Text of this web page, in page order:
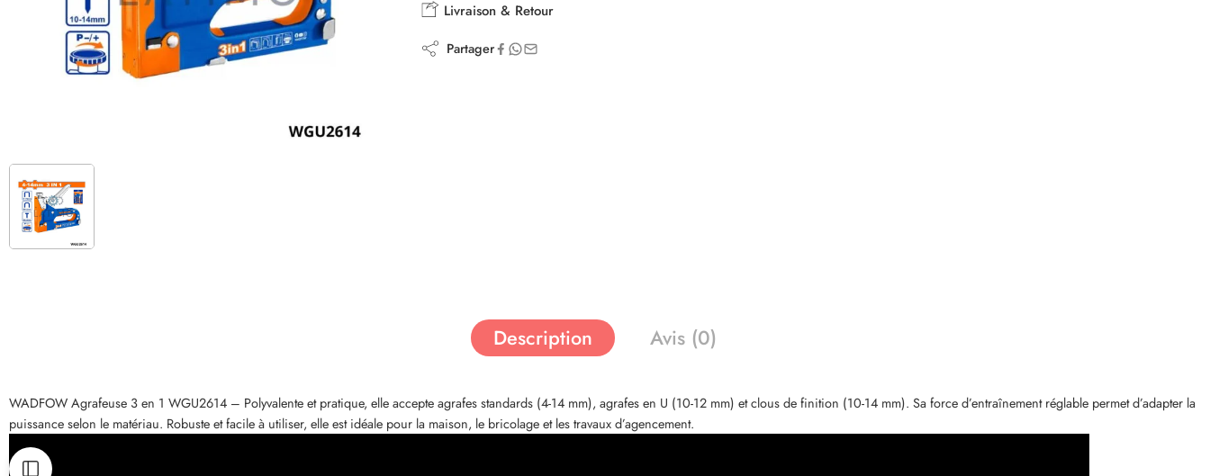
Livraison & Retour
Partager
Description Avis (0)
WADFOW Agrafeuse 3 en 1 WGU2614 – Polyvalente et pratique, elle accepte agrafes standards (4-14 mm), agrafes en U (10-12 mm) et clous de finition (10-14 mm). Sa force d’entraînement réglable permet d’adapter la
puissance selon le matériau. Robuste et facile à utiliser, elle est idéale pour la maison, le bricolage et les travaux d’agencement.